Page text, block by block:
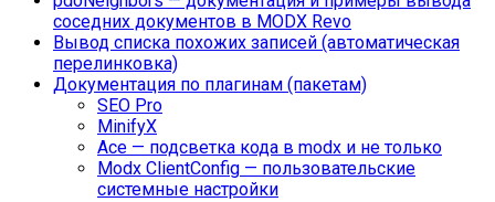
соседних документов в MODX Revo
Вывод списка похожих записей (автоматическая
перелинковка)
Документация по плагинам (пакетам)
SEO Pro
MinifyX
Ace — подсветка кода в modx и не только
Modx ClientConfig — пользовательские
системные настройки